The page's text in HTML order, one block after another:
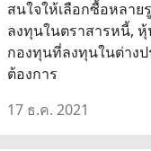
สนใจให้เลือกซื้อหลาย
ลงทุนในตราสารหนี้,
กองทุนที่ลงทุนในต่างป
ต้องการ
17 ธ.ค. 2021